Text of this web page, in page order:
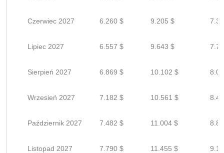
Czerwiec 2027 6.260 $ 9.205 $
Lipiec 2027 6.557 $ 9.643 $
Sierpień 2027 6.869 $ 10.102 $
Wrzesień 2027 7.182 $ 10.561 $
Październik 2027 7.482 $ 11.004 $
Listopad 2027 7.790 $ 11.455 $